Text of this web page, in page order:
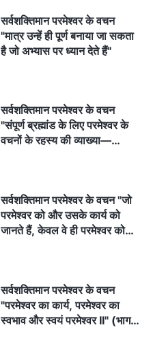
सर्वशक्तिमान परमेश्वर के वचन
"मात्र उन्हें ही पूर्ण बनाया जा सकता
है जो अभ्यास पर ध्यान देते हैं"
सर्वशक्तिमान परमेश्वर के वचन
"संपूर्ण ब्रह्मांड के लिए परमेश्वर के
वचनों के रहस्य की व्याख्या—
सर्वशक्तिमान परमेश्वर के वचन "जो
परमेश्वर को और उसके कार्य को
जानते हैं, केवल वे ही परमेश्वर को
सर्वशक्तिमान परमेश्वर के वचन
"परमेश्वर का कार्य, परमेश्वर का
स्वभाव और स्वयं परमेश्वर II" (भाग